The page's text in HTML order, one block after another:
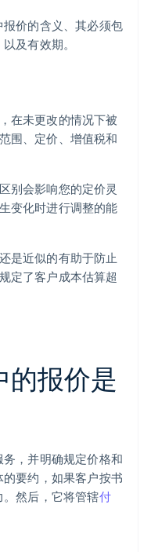
价的含义、其必须包
及有效期。
在未更改的情况下被
围、定价、增值税和
别会影响您的定价灵
变化时进行调整的能
是近似的有助于防止
定了客户成本估算超
的报价是
，并明确规定价格和
要约，如果客户按书
然后，它将管辖付